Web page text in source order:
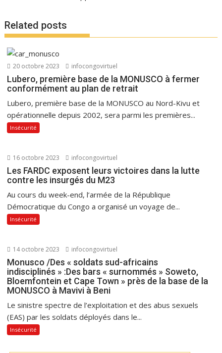
Related posts
20 octobre 2023 infocongovirtuel
Lubero, première base de la MONUSCO à fermer
conformément au plan de retrait
Lubero, première base de la MONUSCO au Nord-Kivu et
opérationnelle depuis 2002, sera parmi les premières...
Insécurité
16 octobre 2023 infocongovirtuel
Les FARDC exposent leurs victoires dans la lutte
contre les insurgés du M23
Au cours du week-end, l’armée de la République
Démocratique du Congo a organisé un voyage de...
Insécurité
14 octobre 2023 infocongovirtuel
Monusco /Des « soldats sud-africains
indisciplinés » :Des bars « surnommés » Soweto,
Bloemfontein et Cape Town » près de la base de la
MONUSCO à Mavivi à Beni
Le sinistre spectre de l’exploitation et des abus sexuels
(EAS) par les soldats déployés dans le...
Insécurité